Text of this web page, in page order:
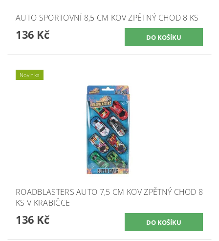
AUTO SPORTOVNÍ 8,5 CM KOV ZPĚTNÝ CHOD 8 KS
136 Kč
Novinka
ROADBLASTERS AUTO 7,5 CM KOV ZPĚTNÝ CHOD 8
KS V KRABIČCE
136 Kč